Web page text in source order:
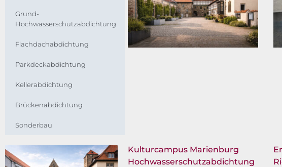
Grund-
Hochwasserschutzabdichtung
Flachdachabdichtung
Parkdeckabdichtung
Kellerabdichtung
Brückenabdichtung
Sonderbau
Kulturcampus Marienburg
Hochwasserschutzabdichtung